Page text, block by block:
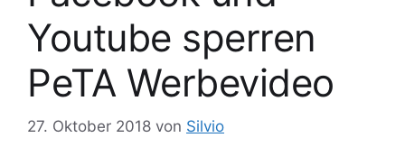
Youtube sperren
PeTA Werbevideo
27. Oktober 2018 von Silvio